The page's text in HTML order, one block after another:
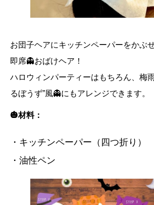
お団子ヘアにキッチンペーパーをかぶ
即席👻おばけヘア！
ハロウィンパーティーはもちろん、梅
るぼうず”風👻にもアレンジできます。
🎃材料：
・キッチンペーパー（四つ折り）
・油性ペン